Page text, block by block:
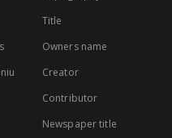
Title
Owners name
Creator
Contributor
Newspaper title